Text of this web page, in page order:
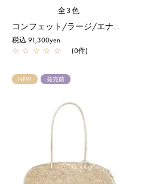
全3色
コンフェット/ラージ/エナメルブラック
税込 91,300yen
☆ ☆ ☆ ☆ ☆ (0件)
NEW 発売前